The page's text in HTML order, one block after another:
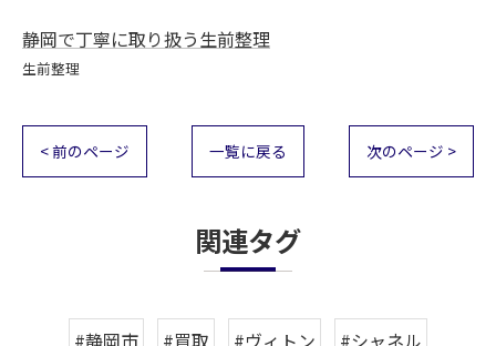
静岡で丁寧に取り扱う生前整理
生前整理
< 前のページ 一覧に戻る 次のページ >
関連タグ
#静岡市 #買取 #ヴィトン #シャネル